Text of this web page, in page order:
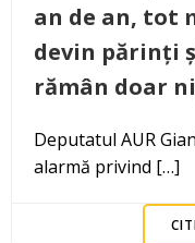
an de an, tot
devin părinți
rămân doar
Deputatul AUR
alarmă privind […]